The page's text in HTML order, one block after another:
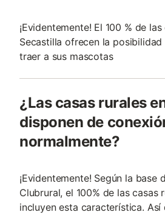
¡Evidentemente! El 100 % de
Secastilla ofrecen la
traer a sus mascotas
¿Las casas rurales
disponen de
normalmente?
¡Evidentemente! Según la base
Clubrural, el 100% de las casas
incluyen esta característica. Así